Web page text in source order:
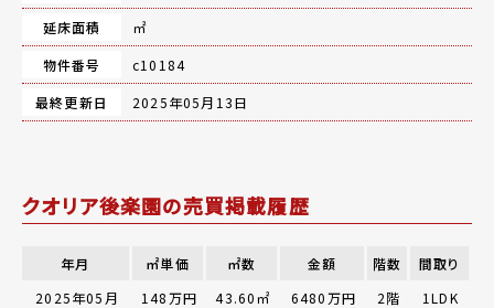
延床面積
㎡
物件番号
c10184
最終更新日
2025年05月13日
クオリア後楽園の売買掲載履歴
年月 ㎡単価 ㎡数 金額 階数
間取り
2025年05月
148万円 43.60㎡ 6480万円 2階
1LDK